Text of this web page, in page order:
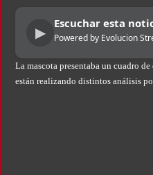
«Yo tenía mi propia droga, creo que
Dolor en Chubut: murió el intendente
Escala el conflicto universitario: los
▶
Escuchar esta
Powered by Evolucion
La mascota presentaba un cuadro
están realizando distintos análisis